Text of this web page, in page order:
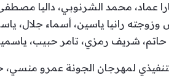
عماد، محمد الشرنوبي، داليا
رانيا ياسين، أسماء جلال،
شريف رمزي، تامر حبيب،
لمهرجان الجونة عمرو منسي،